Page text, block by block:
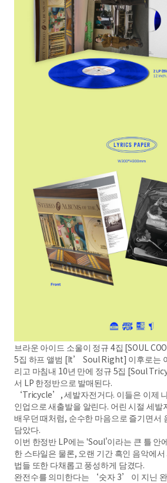
브라운 아이드 소울이 정규 4집 [SOUL
5집 하프 앨범 [It’ Soul Right] 이후로는
리고 마침내 10년 만에 정규 5집 [Soul
서 LP 한정반으로 발매된다.
‘Tricycle’, 세발자전거다. 이들은 이제
인업으로 새출발을 알린다. 어린 시절 세발
배우던 때처럼, 순수한 마음으로 즐기면서
담았다.
이번 한정반 LP에는 'Soul'이라는 큰 틀 안
한 스타일은 물론, 오랜 기간 흑인 음악에
법들 또한 다채롭고 풍성하게 담겼다.
완전수를 의미한다는 ‘숫자 3’ 이 지닌